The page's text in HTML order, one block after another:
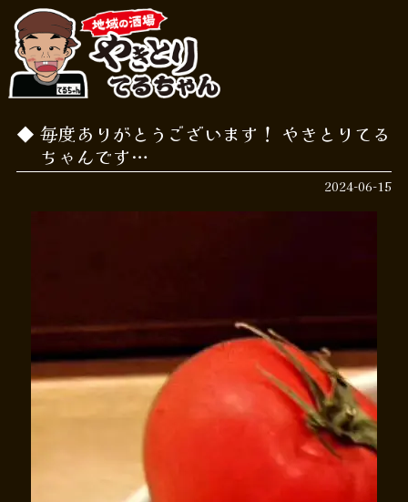
毎度ありがとうございます！ やきとりてる
ちゃんです…
2024-06-15